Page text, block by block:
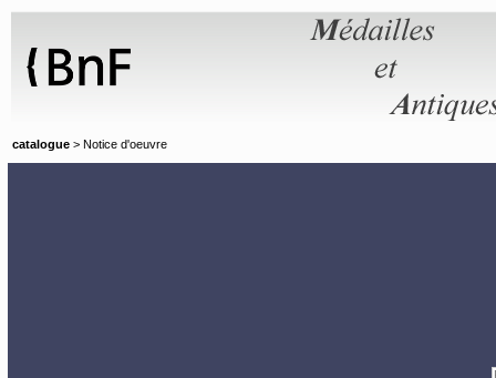
catalogue > Notice d'oeuvre